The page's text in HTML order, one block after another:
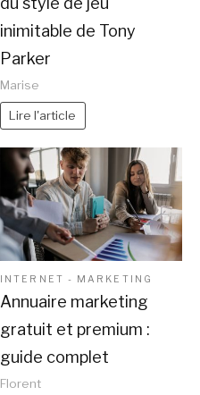
inimitable de Tony
Parker
Marise
Lire l'article
INTERNET - MARKETING
Annuaire marketing
gratuit et premium :
guide complet
Florent